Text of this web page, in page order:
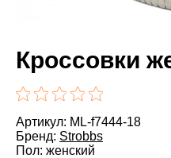
Кроссовки
Артикул: ML-f7444-18
Бренд: Strobbs
Пол: женский